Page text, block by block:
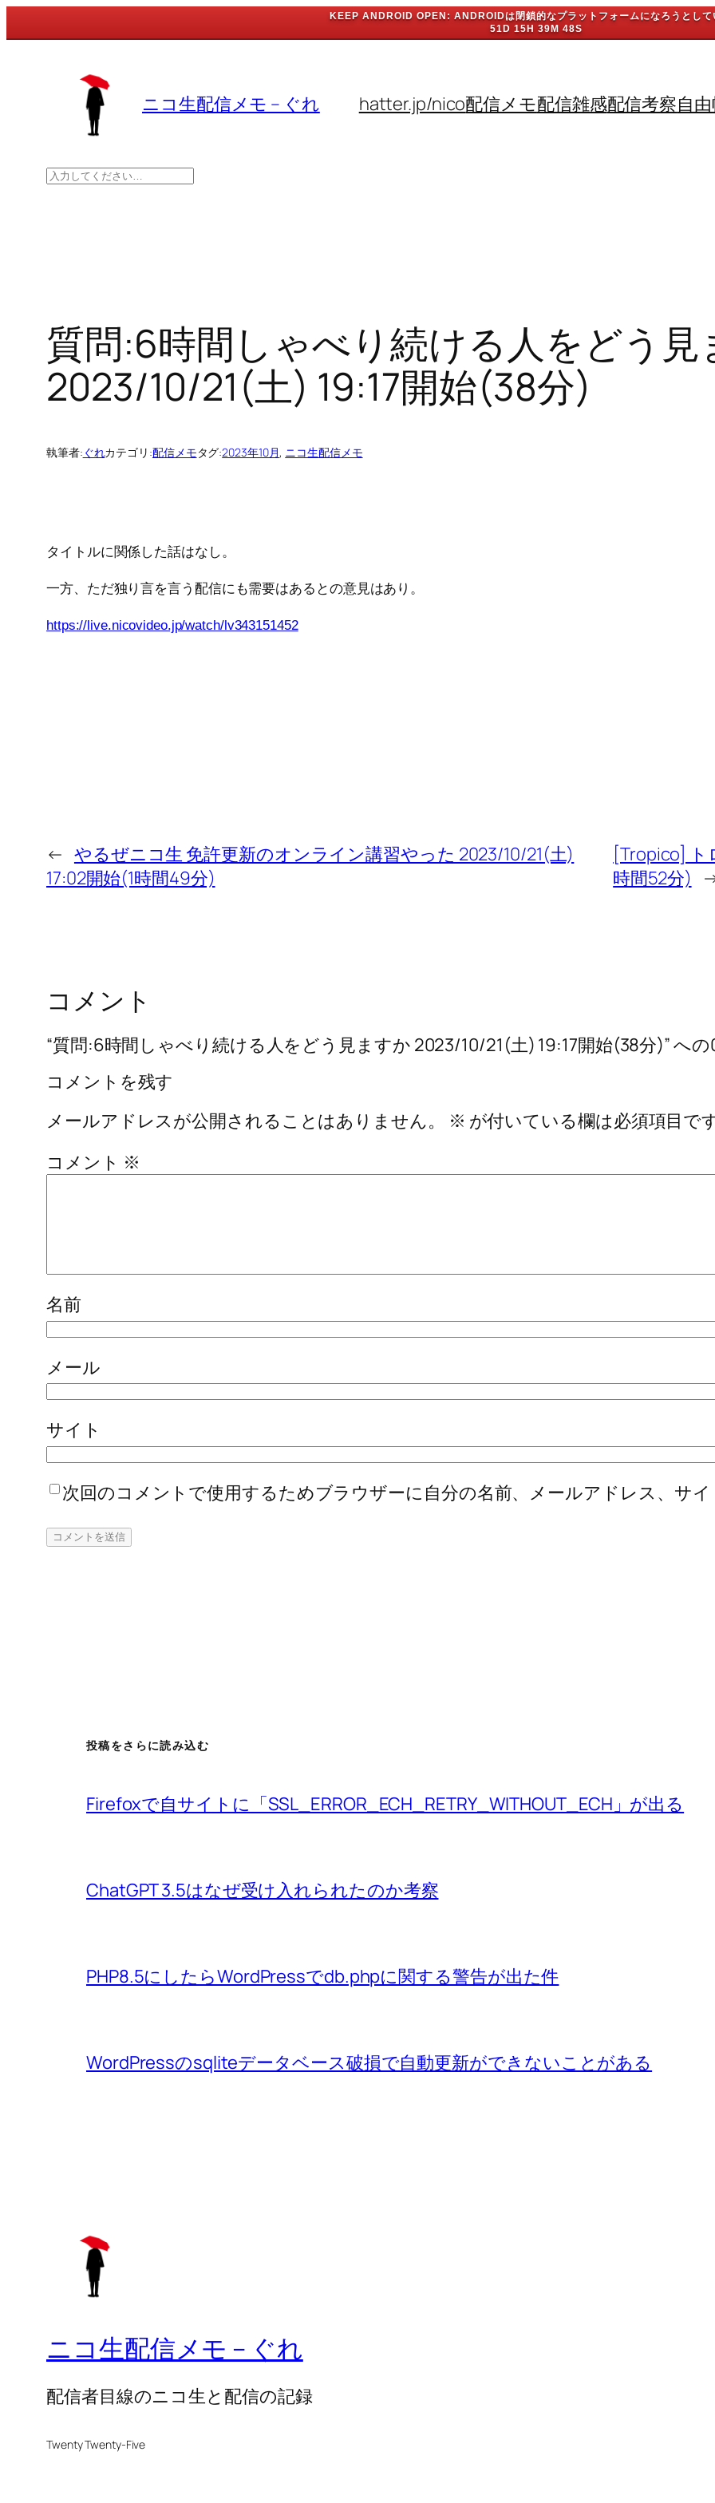
KEEP ANDROID OPEN: ANDROIDは閉鎖的なプラットフォームになろうとして
51D 15H 39M 48S
ニコ生配信メモ – ぐれ hatter.jp/nico配信メモ配信雑感配信考察自
検
質問:6時間しゃべり続ける人をどう見
2023/10/21(土) 19:17開始(38分)
執筆者: ぐれカテゴリ:配信メモタグ:2023年10月, ニコ生配信メモ
タイトルに関係した話はなし。
一方、ただ独り言を言う配信にも需要はあるとの意見はあり。
https://live.nicovideo.jp/watch/lv343151452
← やるぜニコ生 免許更新のオンライン講習やった 2023/10/21(土)
17:02開始(1時間49分)
[Tropico] ト
時間52分)
コメント
“質問:6時間しゃべり続ける人をどう見ますか 2023/10/21(土) 19:17開始(38分)” へ
コメントを残す
メールアドレスが公開されることはありません。
※ が付いている欄は必須項目で
コメント ※
名前
メール
サイト
次回のコメントで使用するためブラウザーに自分の名前、メールアドレス、サ
投稿をさらに読み込む
Firefoxで自サイトに「SSL_ERROR_ECH_RETRY_WITHOUT_ECH」が出る
ChatGPT 3.5はなぜ受け入れられたのか考察
PHP8.5にしたらWordPressでdb.phpに関する警告が出た件
WordPressのsqliteデータベース破損で自動更新ができないことがある
ニコ生配信メモ – ぐれ
配信者目線のニコ生と配信の記録
Twenty Twenty-Five